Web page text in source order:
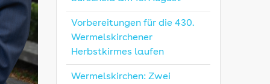
Vorbereitungen für die 430.
Wermelskirchener
Herbstkirmes laufen
Wermelskirchen: Zwei